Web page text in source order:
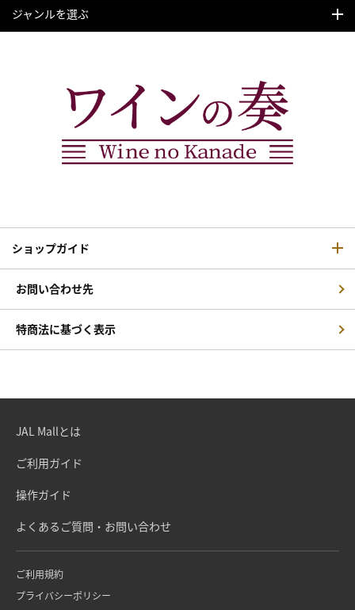
ジャンルを選ぶ
ショップガイド
お問い合わせ先
特商法に基づく表示
JAL Mallとは
ご利用ガイド
操作ガイド
よくあるご質問・お問い合わせ
ご利用規約
プライバシーポリシー